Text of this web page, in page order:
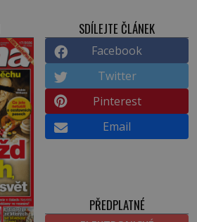
SDÍLEJTE ČLÁNEK
Facebook
Twitter
Pinterest
Email
PŘEDPLATNÉ